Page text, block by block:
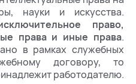
науки и искусства.
право,
права и иные права.
в рамках служебных
договору, то
работодателю.